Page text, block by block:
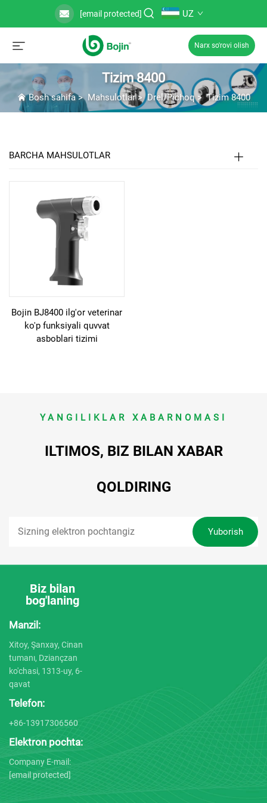
[email protected] UZ
Narx so'rovi olish
Tizim 8400
Bosh sahifa> Mahsulotlar>Drel/Pichoq>Tizim 8400
BARCHA MAHSULOTLAR
Bojin BJ8400 ilg'or veterinar
ko'p funksiyali quvvat
asboblari tizimi
YANGILIKLAR XABARNOMASI
ILTIMOS, BIZ BILAN XABAR
QOLDIRING
Biz bilan
bog'laning
Manzil:
Xitoy, Şanxay, Cinan
tumanı, Dziançzan
ko'chasi, 1313-uy, 6-
qavat
Telefon:
+86-13917306560
Elektron pochta:
Company E-mail:
[email protected]